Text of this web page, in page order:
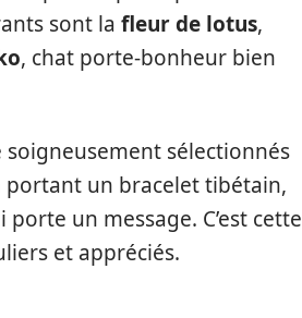
sont la fleur de lotus,
, chat porte-bonheur bien
soigneusement sélectionnés
portant un bracelet tibétain,
un message. C’est cette
et appréciés.